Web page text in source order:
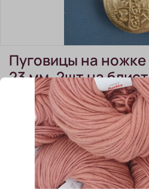
(0)
В наличии: 5 шт
Пуговицы на
23 мм, 2шт на
320.00 ₽